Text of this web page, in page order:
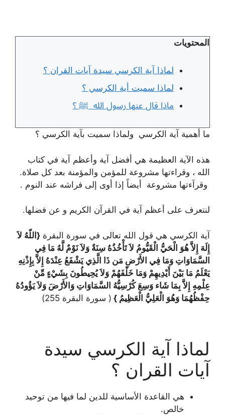
المحتويات
لماذا آية الكرسي سيدة آيات القران ؟
لماذا سميت أية الكرسي ؟
ماذا قال عنها رسول الله ﷺ ؟
ما أهمية آية الكرسي ولماذا سميت بآية الكرسي ؟
هذه الآية العظيمة هي أفضل آية وأعظم آية في كتاب
الله ، وقراءتها مشروعة للمؤمن والمؤمنة بعد كل صلاة.
وقرآءتها مشروعة أيضاً إذا أوى إلى فراشه عند النوم .
لنتعرف على أعظم آية في القرآن الكريم و عن فضلها.
آية الكرسي هي قول الله تعالى في سورة البقرة {اللّهُ لاَ
إِلَهَ إِلاَّ هُوَ الْحَيُّ الْقَيُّومُ لاَ تَأْخُذُهُ سِنَةٌ وَلاَ نَوْمٌ لَّهُ مَا فِي
السَّمَاوَاتِ وَمَا فِي الأَرْضِ مَن ذَا الَّذِي يَشْفَعُ عِنْدَهُ إِلاَّ بِإِذْنِهِ
يَعْلَمُ مَا بَيْنَ أَيْدِيهِمْ وَمَا خَلْفَهُمْ وَلاَ يُحِيطُونَ بِشَيْءٍ مِّنْ
عِلْمِهِ إِلاَّ بِمَا شَاء وَسِعَ كُرْسِيُّهُ السَّمَاوَاتِ وَالأَرْضَ وَلاَ يَؤُودُهُ
حِفْظُهُمَا وَهُوَ الْعَلِيُّ الْعَظِيمُ } ( سورة البقرة 255)
لماذا آية الكرسي سيدة
آيات القران ؟
هي القاعدة الأساسية للدين لما فيها من توحيد
خالص.